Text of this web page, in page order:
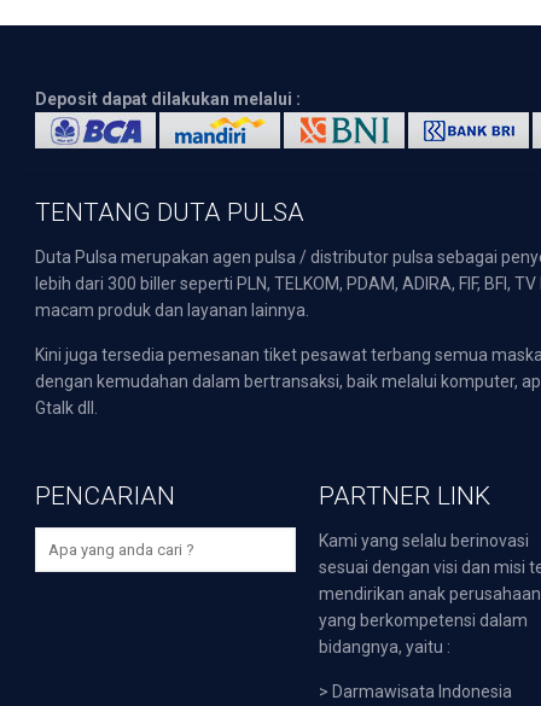
Deposit dapat dilakukan melalui :
TENTANG DUTA PULSA
Duta Pulsa merupakan agen pulsa / distributor pulsa sebagai
lebih dari 300 biller seperti PLN, TELKOM, PDAM, ADIRA, FIF,
macam produk dan layanan lainnya.
Kini juga tersedia pemesanan tiket pesawat terbang semua
dengan kemudahan dalam bertransaksi, baik melalui komputer,
Gtalk dll.
PENCARIAN PARTNER LINK
Kami yang selalu berinovasi
sesuai dengan visi dan misi
mendirikan anak perusahaan
yang berkompetensi dalam
bidangnya, yaitu :
> Darmawisata Indonesia